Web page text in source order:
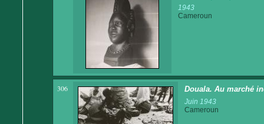
1943
Cameroun
306 Douala. Au marché
Juin 1943
Cameroun